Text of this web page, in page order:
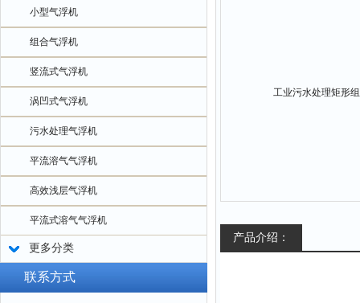
小型气浮机
组合气浮机
竖流式气浮机
涡凹式气浮机
污水处理气浮机
平流溶气气浮机
高效浅层气浮机
平流式溶气气浮机
更多分类
联系方式
产品介绍：